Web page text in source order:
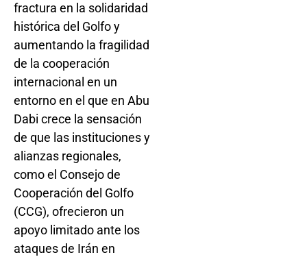
fractura en la solidaridad
histórica del Golfo y
aumentando la fragilidad
de la cooperación
internacional en un
entorno en el que en Abu
Dabi crece la sensación
de que las instituciones y
alianzas regionales,
como el Consejo de
Cooperación del Golfo
(CCG), ofrecieron un
apoyo limitado ante los
ataques de Irán en